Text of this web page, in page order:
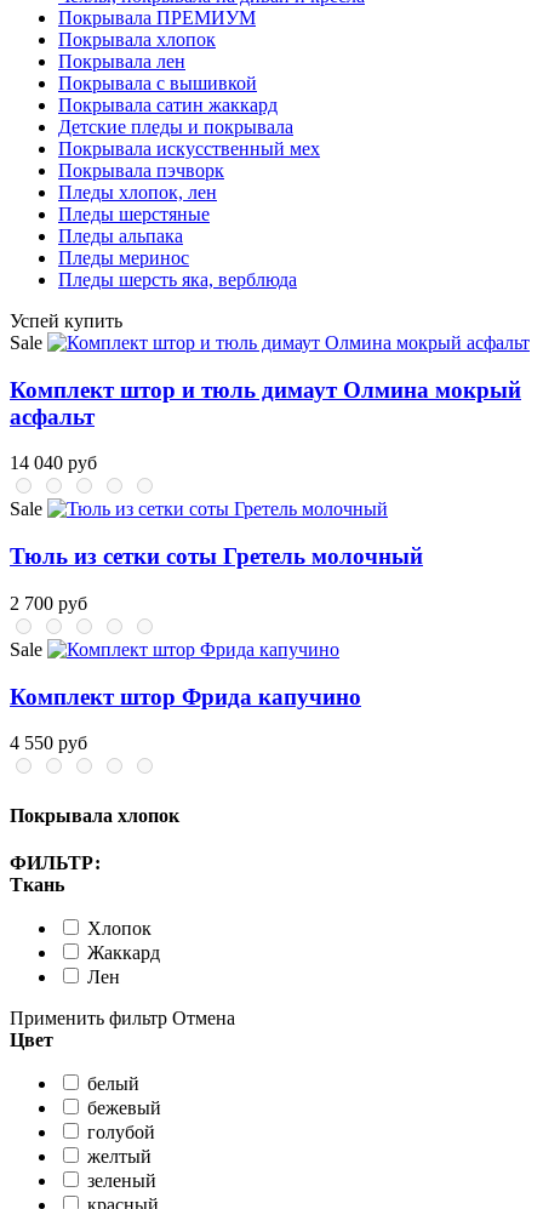
Покрывала ПРЕМИУМ
Покрывала хлопок
Покрывала лен
Покрывала с вышивкой
Покрывала сатин жаккард
Детские пледы и покрывала
Покрывала искусственный мех
Покрывала пэчворк
Пледы хлопок, лен
Пледы шерстяные
Пледы альпака
Пледы меринос
Пледы шерсть яка, верблюда
Успей купить
Sale
Комплект штор и тюль димаут Олмина мокрый
асфальт
14 040 руб
Sale
Тюль из сетки соты Гретель молочный
2 700 руб
Sale
Комплект штор Фрида капучино
4 550 руб
Покрывала хлопок
ФИЛЬТР:
Ткань
Хлопок
Жаккард
Лен
Применить фильтр Отмена
Цвет
белый
бежевый
голубой
желтый
зеленый
красный